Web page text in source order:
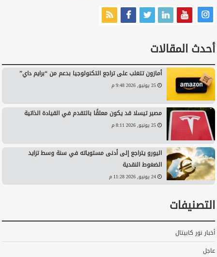
أحدث المقالات
أمازون تتغلب على تراجع التكنولوجيا بدعم من “برايم داي”
25 يونيو, 2026 9:48 م
مصير تيسلا قد يكون معلقًا بالتقدم في القيادة الذاتية
25 يونيو, 2026 8:11 م
اليورو يتراجع إلى أدنى مستوياته في سنة وسط تزايد
الضغوط النقدية
24 يونيو, 2026 11:28 م
التصنيفات
أخبار نور كابيتال
عاجل